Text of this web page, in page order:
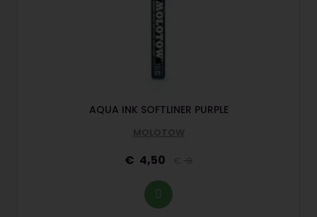
AQUA INK SOFTLINER PURPLE
MOLOTOW
4,50 9